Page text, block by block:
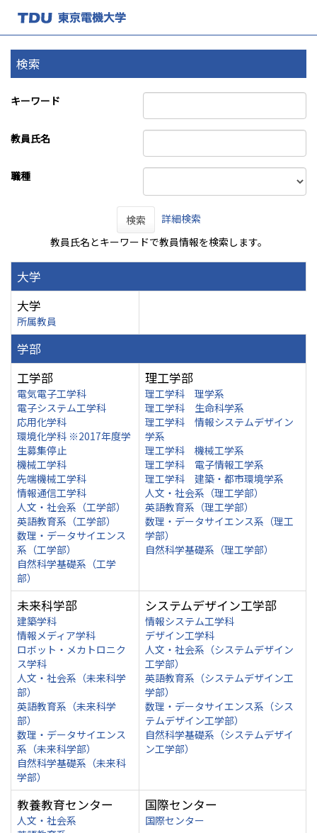
検索
キーワード
教員氏名
職種
検索
詳細検索
教員氏名とキーワードで教員情報を検索します。
大学
大学
所属教員
学部
工学部
電気電子工学科
電子システム工学科
応用化学科
環境化学科 ※2017年度学
生募集停止
機械工学科
先端機械工学科
情報通信工学科
人文・社会系（工学部）
英語教育系（工学部）
数理・データサイエンス
系（工学部）
自然科学基礎系（工学
部）
理工学部
理工学科 理学系
理工学科 生命科学系
理工学科 情報システムデザイン
学系
理工学科 機械工学系
理工学科 電子情報工学系
理工学科 建築・都市環境学系
人文・社会系（理工学部）
英語教育系（理工学部）
数理・データサイエンス系（理工
学部）
自然科学基礎系（理工学部）
未来科学部
建築学科
情報メディア学科
ロボット・メカトロニク
ス学科
人文・社会系（未来科学
部）
英語教育系（未来科学
部）
数理・データサイエンス
系（未来科学部）
自然科学基礎系（未来科
学部）
システムデザイン工学部
情報システム工学科
デザイン工学科
人文・社会系（システムデザイン
工学部）
英語教育系（システムデザイン工
学部）
数理・データサイエンス系（シス
テムデザイン工学部）
自然科学基礎系（システムデザイ
ン工学部）
教養教育センター
人文・社会系
国際センター
国際センター